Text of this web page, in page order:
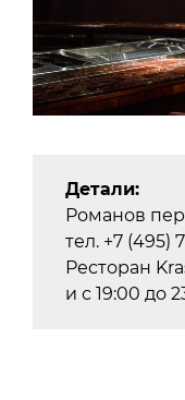
Детали:
Романов пер.
тел. +7 (495)
Ресторан
и с 19:00 до